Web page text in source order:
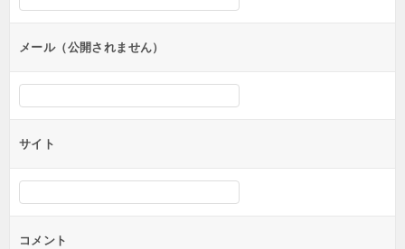
ンメール（公開されません）
サイト
コメント